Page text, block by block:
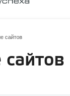
сайтов